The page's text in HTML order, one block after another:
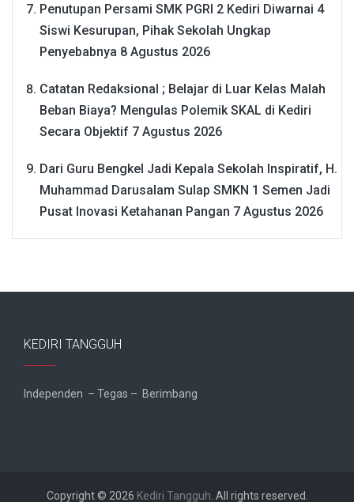
Penutupan Persami SMK PGRI 2 Kediri Diwarnai 4
Siswi Kesurupan, Pihak Sekolah Ungkap
Penyebabnya 8 Agustus 2026
Catatan Redaksional ; Belajar di Luar Kelas Malah
Beban Biaya? Mengulas Polemik SKAL di Kediri
Secara Objektif 7 Agustus 2026
Dari Guru Bengkel Jadi Kepala Sekolah Inspiratif, H.
Muhammad Darusalam Sulap SMKN 1 Semen Jadi
Pusat Inovasi Ketahanan Pangan 7 Agustus 2026
KEDIRI TANGGUH
Independen – Tegas – Berimbang
Copyright © 2026 Kediri Tangguh . All rights reserved.